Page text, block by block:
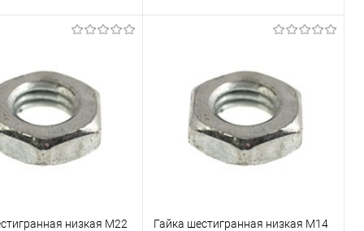
в 1 клик Сравнение
Под заказ
Купить в 1 клик Сравнение
В избранное Под заказ
низкая М22
Гайка шестигранная низкая М14